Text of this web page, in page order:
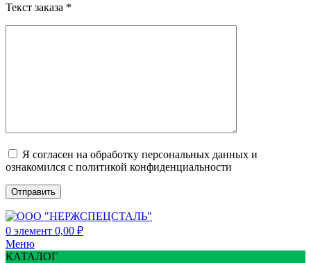
Текст заказа *
Я согласен на обработку персональных данных и
ознакомился с политикой конфиденциальности
0 элемент 0,00 ₽
Меню
КАТАЛОГ